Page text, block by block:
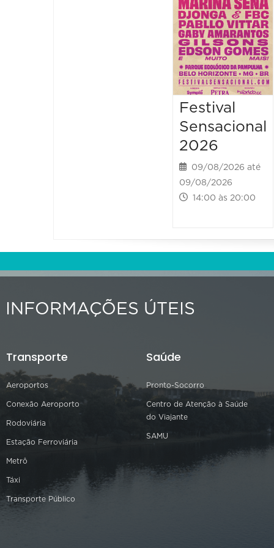
Festival
Sensacional
2026
09/08/2026 até
09/08/2026
14:00 às 20:00
INFORMAÇÕES ÚTEIS
Transporte
Aeroportos
Conexão Aeroporto
Rodoviária
Estação Ferroviária
Metrô
Táxi
Transporte Público
Saúde
Pronto-Socorro
Centro de Atenção à Saúde
do Viajante
SAMU